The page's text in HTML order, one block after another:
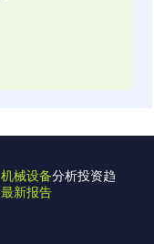
机械设备分析投资趋
最新报告